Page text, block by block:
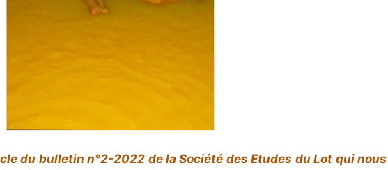
du bulletin n°2-2022 de la Société des Etudes du Lot qui